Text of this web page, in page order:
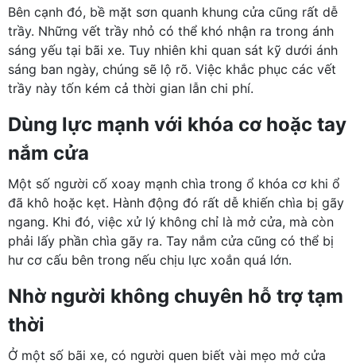
Bên cạnh đó, bề mặt sơn quanh khung cửa cũng rất dễ
trầy. Những vết trầy nhỏ có thể khó nhận ra trong ánh
sáng yếu tại bãi xe. Tuy nhiên khi quan sát kỹ dưới ánh
sáng ban ngày, chúng sẽ lộ rõ. Việc khắc phục các vết
trầy này tốn kém cả thời gian lẫn chi phí.
Dùng lực mạnh với khóa cơ hoặc tay
nắm cửa
Một số người cố xoay mạnh chìa trong ổ khóa cơ khi ổ
đã khô hoặc kẹt. Hành động đó rất dễ khiến chìa bị gãy
ngang. Khi đó, việc xử lý không chỉ là mở cửa, mà còn
phải lấy phần chìa gãy ra. Tay nắm cửa cũng có thể bị
hư cơ cấu bên trong nếu chịu lực xoắn quá lớn.
Nhờ người không chuyên hỗ trợ tạm
thời
Ở một số bãi xe, có người quen biết vài mẹo mở cửa